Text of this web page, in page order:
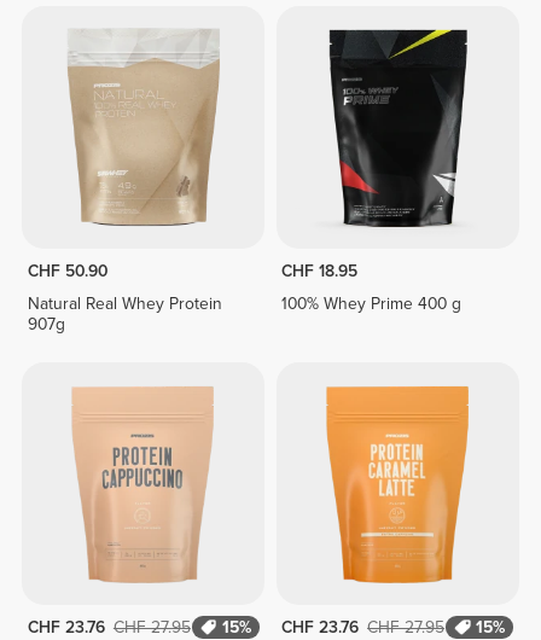
CHF 50.90
Natural Real Whey Protein
907g
CHF 18.95
100% Whey Prime 400 g
CHF 23.76 CHF 27.95
15%
CHF 23.76 CHF 27.95
15%